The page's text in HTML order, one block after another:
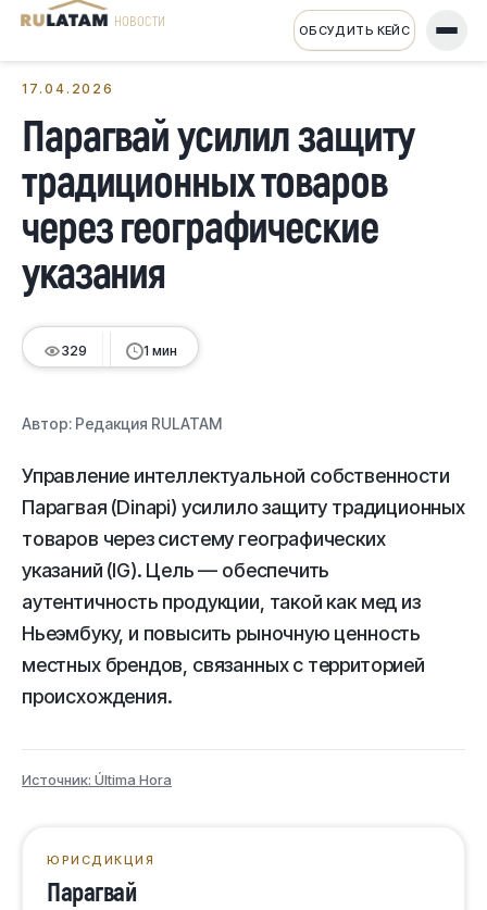
НОВОСТИ ОБСУДИТЬ КЕЙС
17.04.2026
Парагвай усилил защиту
традиционных товаров
через географические
указания
329 1 мин
Автор: Редакция RULATAM
Управление интеллектуальной собственности
Парагвая (Dinapi) усилило защиту традиционных
товаров через систему географических
указаний (IG). Цель — обеспечить
аутентичность продукции, такой как мед из
Ньеэмбуку, и повысить рыночную ценность
местных брендов, связанных с территорией
происхождения.
Источник: Última Hora
ЮРИСДИКЦИЯ
Парагвай